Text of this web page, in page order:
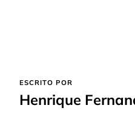
ESCRITO POR
Henrique